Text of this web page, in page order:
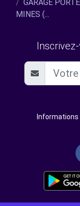
GARAGE
MINES (...